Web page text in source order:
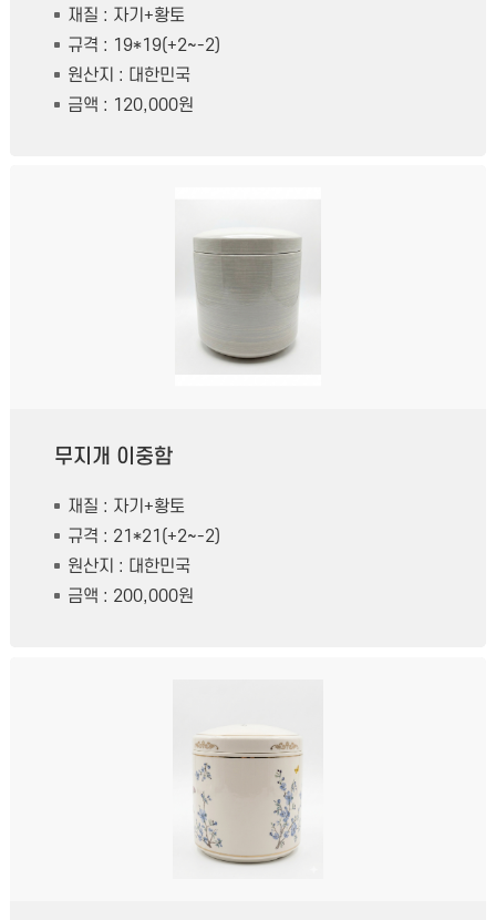
재질 : 자기+황토
규격 : 19*19(+2~-2)
원산지 : 대한민국
금액 : 120,000원
무지개 이중함
재질 : 자기+황토
규격 : 21*21(+2~-2)
원산지 : 대한민국
금액 : 200,000원